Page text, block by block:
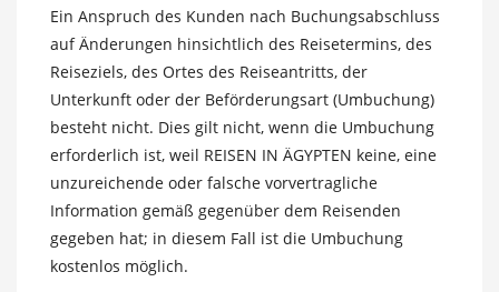
Ein Anspruch des Kunden nach Buchungsabschluss
auf Änderungen hinsichtlich des Reisetermins, des
Reiseziels, des Ortes des Reiseantritts, der
Unterkunft oder der Beförderungsart (Umbuchung)
besteht nicht. Dies gilt nicht, wenn die Umbuchung
erforderlich ist, weil REISEN IN ÄGYPTEN keine, eine
unzureichende oder falsche vorvertragliche
Information gemäß gegenüber dem Reisenden
gegeben hat; in diesem Fall ist die Umbuchung
kostenlos möglich.